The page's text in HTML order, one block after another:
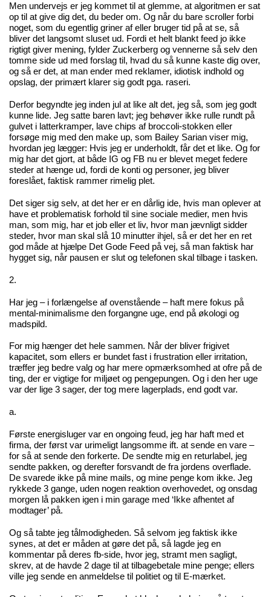
Men undervejs er jeg kommet til at glemme, at algoritmen er sat
op til at give dig det, du beder om. Og når du bare scroller forbi
noget, som du egentlig griner af eller bruger tid på at se, så
bliver det langsomt sluset ud. Fordi et helt blankt feed jo ikke
rigtigt giver mening, fylder Zuckerberg og vennerne så selv den
tomme side ud med forslag til, hvad du så kunne kaste dig over,
og så er det, at man ender med reklamer, idiotisk indhold og
opslag, der primært klarer sig godt pga. raseri.
Derfor begyndte jeg inden jul at like alt det, jeg så, som jeg godt
kunne lide. Jeg satte baren lavt; jeg behøver ikke rulle rundt på
gulvet i latterkramper, lave chips af broccoli-stokken eller
forsøge mig med den make up, som Bailey Sarian viser mig,
hvordan jeg lægger: Hvis jeg er underholdt, får det et like. Og for
mig har det gjort, at både IG og FB nu er blevet meget federe
steder at hænge ud, fordi de konti og personer, jeg bliver
foreslået, faktisk rammer rimelig plet.
Det siger sig selv, at det her er en dårlig ide, hvis man oplever at
have et problematisk forhold til sine sociale medier, men hvis
man, som mig, har et job eller et liv, hvor man jævnligt sidder
steder, hvor man skal slå 10 minutter ihjel, så er det her en ret
god måde at hjælpe Det Gode Feed på vej, så man faktisk har
hygget sig, når pausen er slut og telefonen skal tilbage i tasken.
2.
Har jeg – i forlængelse af ovenstående – haft mere fokus på
mental-minimalisme den forgangne uge, end på økologi og
madspild.
For mig hænger det hele sammen. Når der bliver frigivet
kapacitet, som ellers er bundet fast i frustration eller irritation,
træffer jeg bedre valg og har mere opmærksomhed at ofre på de
ting, der er vigtige for miljøet og pengepungen. Og i den her uge
var der lige 3 sager, der tog mere lagerplads, end godt var.
a.
Første energisluger var en ongoing feud, jeg har haft med et
firma, der først var urimeligt langsomme ift. at sende en vare –
for så at sende den forkerte. De sendte mig en returlabel, jeg
sendte pakken, og derefter forsvandt de fra jordens overflade.
De svarede ikke på mine mails, og mine penge kom ikke. Jeg
rykkede 3 gange, uden nogen reaktion overhovedet, og onsdag
morgen lå pakken igen i min garage med ‘Ikke afhentet af
modtager’ på.
Og så tabte jeg tålmodigheden. Så selvom jeg faktisk ikke
synes, at det er måden at gøre det på, så lagde jeg en
kommentar på deres fb-side, hvor jeg, stramt men sagligt,
skrev, at de havde 2 dage til at tilbagebetale mine penge; ellers
ville jeg sende en anmeldelse til politiet og til E-mærket.